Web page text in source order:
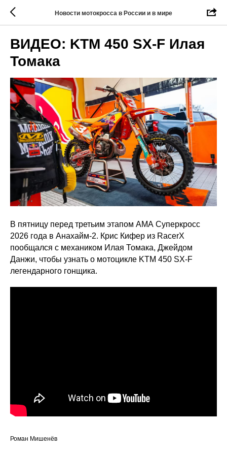
Новости мотокросса в России и в мире
ВИДЕО: KTM 450 SX-F Илая
Томака
В пятницу перед третьим этапом АМА Суперкросс
2026 года в Анахайм-2. Крис Кифер из RacerX
пообщался с механиком Илая Томака, Джейдом
Данжи, чтобы узнать о мотоцикле KTM 450 SX-F
легендарного гонщика.
Роман Мишенёв